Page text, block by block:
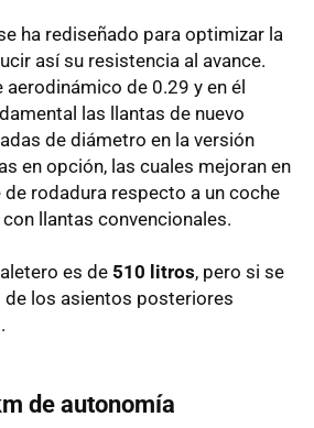
ha rediseñado para optimizar la
así su resistencia al avance.
de 0.29 y en él
las llantas de nuevo
de diámetro en la versión
en opción, las cuales mejoran en
de rodadura respecto a un coche
llantas convencionales.
es de 510 litros, pero si se
los asientos posteriores
de autonomía